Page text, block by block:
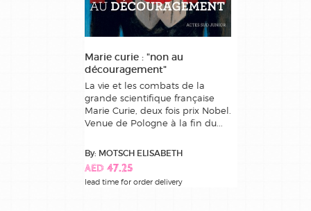
Marie curie : "non au
découragement"
La vie et les combats de la
grande scientifique française
Marie Curie, deux fois prix Nobel.
Venue de Pologne à la fin du...
By: MOTSCH ELISABETH
AED 47.25
lead time for order delivery